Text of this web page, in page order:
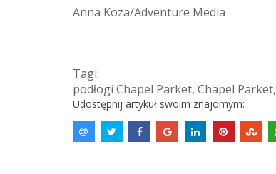
Anna Koza/Adventure Media
Tagi:
podłogi Chapel Parket, Chapel Parket,
Udostępnij artykuł swoim znajomym: